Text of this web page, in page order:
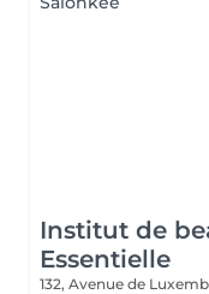
Institut de
Essentielle
132, Avenue de